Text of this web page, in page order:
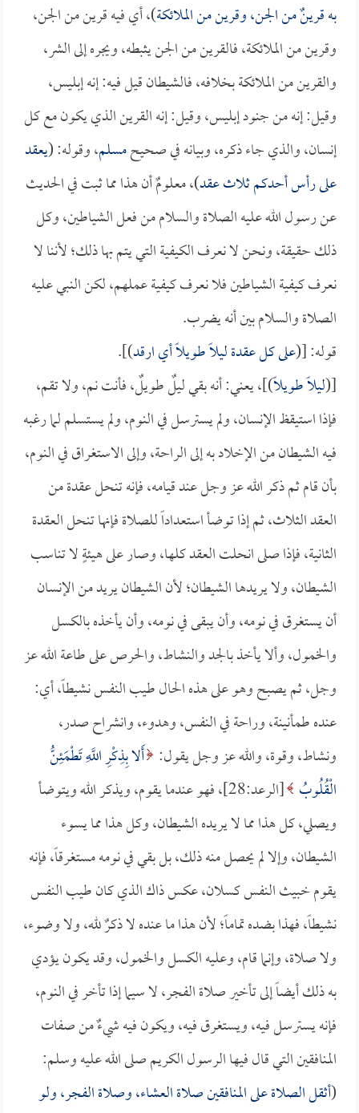
به قرينٌ من الجن، وقرين من الملائكة)، أي فيه قرين من الجن،
وقرين من الملائكة، فالقرين من الجن يثبطه، ويجره إلى الشر،
والقرين من الملائكة بخلافه، فالشيطان قيل فيه: إنه إبليس،
وقيل: إنه من جنود إبليس، وقيل: إنه القرين الذي يكون مع كل
إنسان، والذي جاء ذكره، وبيانه في صحيحمسلم، وقوله: (يعقد
على رأس أحدكم ثلاث عقد)، معلومٌ أن هذا مما ثبت في الحديث
عن رسول الله عليه الصلاة والسلام من فعل الشياطين، وكل
ذلك حقيقة، ونحن لا نعرف الكيفية التي يتم بها ذلك؛ لأننا لا
نعرف كيفية الشياطين فلا نعرف كيفية عملهم، لكن النبي عليه
الصلاة والسلام بين أنه يضرب.
قوله: [(على كل عقدة ليلاً طويلاً أي ارقد)].
[(ليلاً طويلاً)]، يعني: أنه بقي ليلٌ طويلٌ، فأنت نم، ولا تقم،
فإذا استيقظ الإنسان، ولم يسترسل في النوم، ولم يستسلم لما رغبه
فيه الشيطان من الإخلاد به إلى الراحة، وإلى الاستغراق في النوم،
بأن قام ثم ذكر الله عز وجل عند قيامه، فإنه تنحل عقدة من
العقد الثلاث، ثم إذا توضأ استعداداً للصلاة فإنها تنحل العقدة
الثانية، فإذا صلى انحلت العقد كلها، وصار على هيئةٍ لا تناسب
الشيطان، ولا يريدها الشيطان؛ لأن الشيطان يريد من الإنسان
أن يستغرق في نومه، وأن يبقى في نومه، وأن يأخذه بالكسل
والخمول، وألا يأخذ بالجد والنشاط، والحرص على طاعة الله عز
وجل، ثم يصبح وهو على هذه الحال طيب النفس نشيطاً، أي:
عنده طمأنينة، وراحة في النفس، وهدوء، وانشراح صدر،
ونشاط، وقوة، والله عز وجل يقول: أَلا بِذِكْرِ اللَّهِ تَطْمَئِنُّ
الْقُلُوبُ
[الرعد:28]، فهو عندما يقوم، ويذكر الله ويتوضأ
ويصلي، كل هذا مما لا يريده الشيطان، وكل هذا مما يسوء
الشيطان، وإلا لم يحصل منه ذلك، بل بقي في نومه مستغرقاً، فإنه
يقوم خبيث النفس كسلان، عكس ذاك الذي كان طيب النفس
نشيطاً، فهذا بضده تماماً؛ لأن هذا ما عنده لا ذكرٌ لله، ولا وضوء،
ولا صلاة، وإنما قام، وعليه الكسل والخمول، وقد يكون يؤدي
به ذلك أيضاً إلى تأخير صلاة الفجر، لا سيما إذا تأخر في النوم،
فإنه يسترسل فيه، ويستغرق فيه، ويكون فيه شيءٌ من صفات
المنافقين التي قال فيها الرسول الكريم صلى الله عليه وسلم:
(أثقل الصلاة على المنافقين صلاة العشاء، وصلاة الفجر، ولو